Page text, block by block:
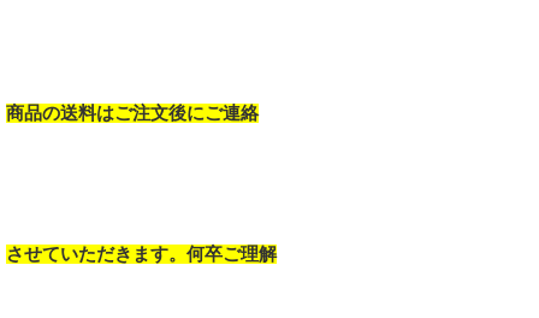
商品の送料はご注文後にご連絡
させていただきます。何卒ご理解